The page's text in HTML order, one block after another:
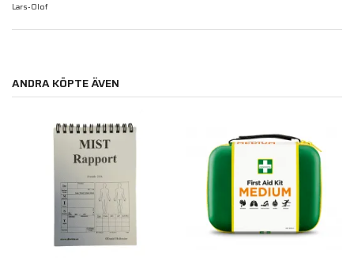
Lars-Olof
ANDRA KÖPTE ÄVEN